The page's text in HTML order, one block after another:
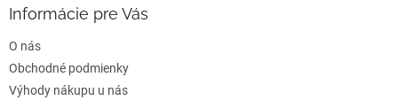
e
Informácie pre Vás
O nás
Obchodné podmienky
Výhody nákupu u nás